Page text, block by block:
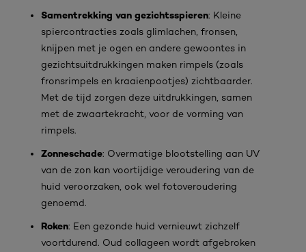
Samentrekking van gezichtsspieren: Kleine
spiercontracties zoals glimlachen, fronsen,
knijpen met je ogen en andere gewoontes in
gezichtsuitdrukkingen maken rimpels (zoals
fronsrimpels en kraaienpootjes) zichtbaarder.
Met de tijd zorgen deze uitdrukkingen, samen
met de zwaartekracht, voor de vorming van
rimpels.
Zonneschade: Overmatige blootstelling aan UV
van de zon kan voortijdige veroudering van de
huid veroorzaken, ook wel fotoveroudering
genoemd.
Roken: Een gezonde huid vernieuwt zichzelf
voortdurend. Oud collageen wordt afgebroken